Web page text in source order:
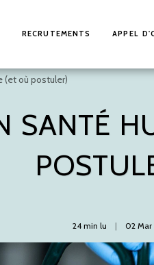
RECRUTEMENTS APPEL
(et où postuler)
SANTÉ
24 min lu 02Mar